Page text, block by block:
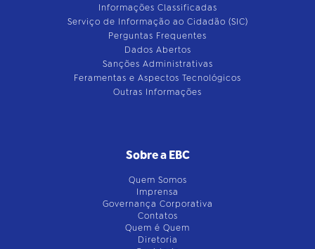
Informações Classificadas
Serviço de Informação ao Cidadão (SIC)
Perguntas Frequentes
Dados Abertos
Sanções Administrativas
Feramentas e Aspectos Tecnológicos
Outras Informações
Sobre a EBC
Quem Somos
Imprensa
Governança Corporativa
Contatos
Quem é Quem
Diretoria